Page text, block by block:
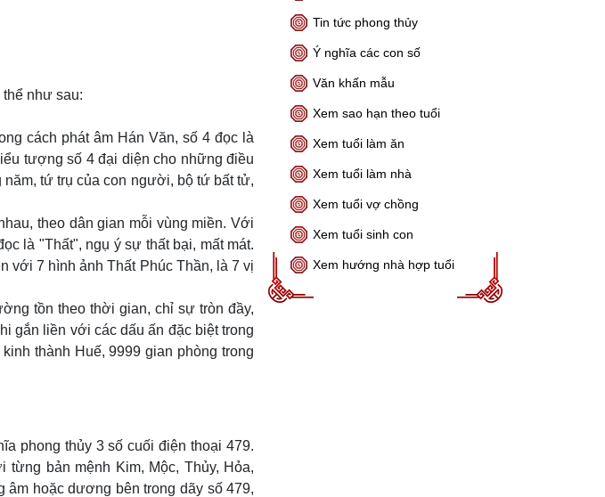
như sau:
cách phát âm Hán Văn, số 4 đọc là
tượng số 4 đại diện cho những điều
tứ trụ của con người, bộ tứ bất tử,
theo dân gian mỗi vùng miền. Với
là "Thất", ngụ ý sự thất bại, mất mát.
với 7 hình ảnh Thất Phúc Thần, là 7 vị
tồn theo thời gian, chỉ sự tròn đầy,
gắn liền với các dấu ấn đặc biệt trong
thành Huế, 9999 gian phòng trong
phong thủy 3 số cuối điện thoại 479.
bản mệnh Kim, Mộc, Thủy, Hỏa,
hoặc dương bên trong dãy số 479,
Tin tức phong thủy
Ý nghĩa các con số
Văn khấn mẫu
Xem sao hạn theo tuổi
Xem tuổi làm ăn
Xem tuổi làm nhà
Xem tuổi vợ chồng
Xem tuổi sinh con
Xem hướng nhà hợp tuổi